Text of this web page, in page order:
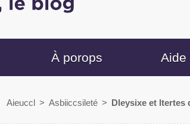
À porops Aide
Aieuccl > Aiccissibleté > Delyxsie et letrtes